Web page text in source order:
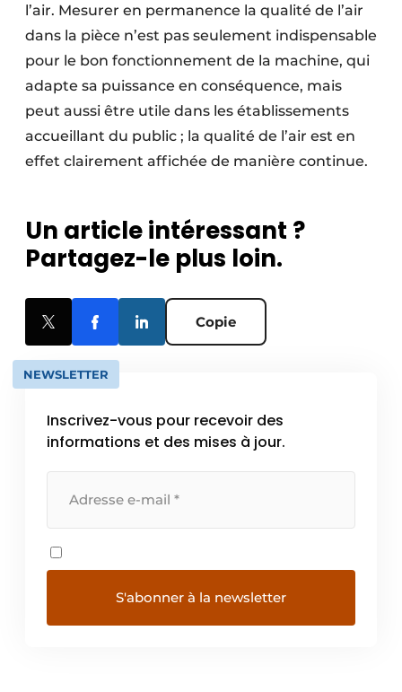
l’air. Mesurer en permanence la qualité de l’air
dans la pièce n’est pas seulement indispensable
pour le bon fonctionnement de la machine, qui
adapte sa puissance en conséquence, mais
peut aussi être utile dans les établissements
accueillant du public ; la qualité de l’air est en
effet clairement affichée de manière continue.
Un article intéressant ?
Partagez-le plus loin.
Copie
NEWSLETTER
Inscrivez-vous pour recevoir des
informations et des mises à jour.